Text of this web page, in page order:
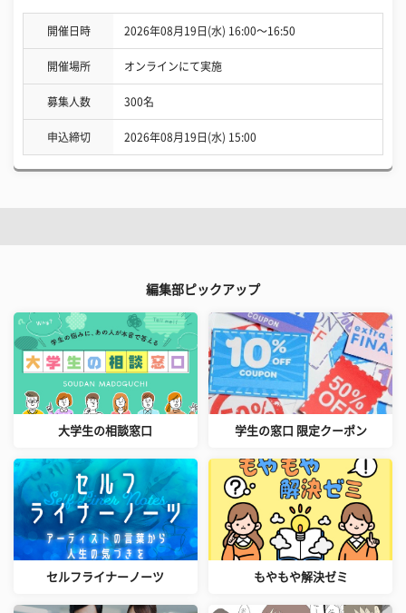
開催日時 2026年08月19日(水) 16:00〜16:50
開催場所 オンラインにて実施
募集人数 300名
申込締切 2026年08月19日(水) 15:00
編集部ピックアップ
大学生の相談窓口 学生の窓口 限定クーポン
セルフライナーノーツ もやもや解決ゼミ